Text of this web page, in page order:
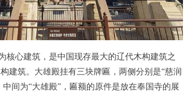
心建筑，是中国现存最大的辽代木构建筑之
建筑。大雄殿挂有三块牌匾，两侧分别是“慈润
中间为“大雄殿”，匾额的原件是放在奉国寺的展